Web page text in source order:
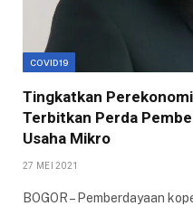
COVID19
Tingkatkan
Terbitkan Perda
Usaha Mikro
27 MEI 2021
BOGOR – Pemberdayaan